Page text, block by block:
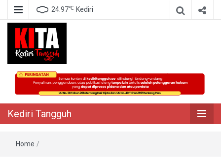
24.97℃ Kediri
Kediri Tangguh
Berita Akurat Terpercaya
Kediri Tangguh
Home /